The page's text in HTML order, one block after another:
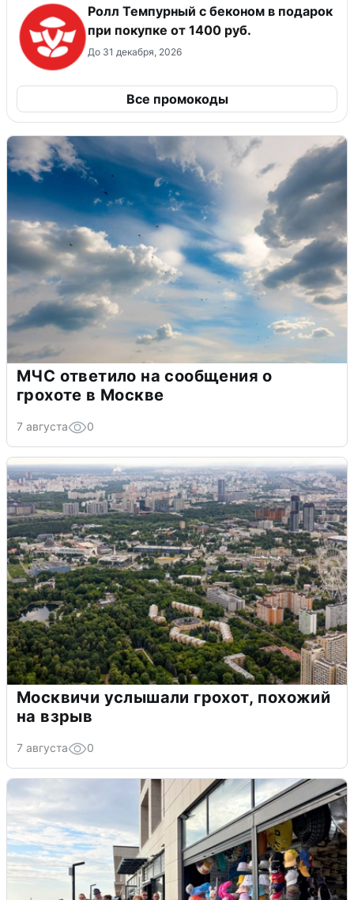
Ролл Темпурный с беконом в подарок
при покупке от 1400 руб.
До 31 декабря, 2026
Все промокоды
МЧС ответило на сообщения о
грохоте в Москве
7 августа 0
Москвичи услышали грохот, похожий
на взрыв
7 августа 0